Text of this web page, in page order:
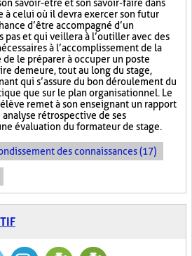
savoir-être et son savoir-faire dans
à celui où il devra exercer son futur
d’être accompagné d’un
pas et qui veillera à l’outiller avec des
à l’accomplissement de la
de le préparer à occuper un poste
demeure, tout au long du stage,
qui s’assure du bon déroulement du
que sur le plan organisationnel. Le
remet à son enseignant un rapport
rétrospective de ses
évaluation du formateur de stage.
des connaissances (17)